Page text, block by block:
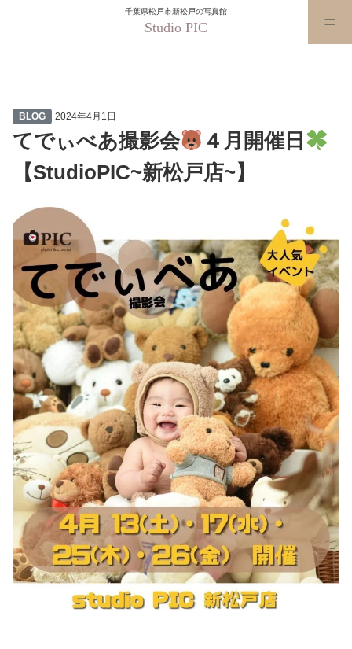
千葉県松戸市新松戸の写真館
Studio PIC
BLOG 2024年4月1日
てでぃべあ撮影会
４月開催日
【StudioPIC~新松戸店~】